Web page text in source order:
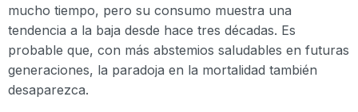
mucho tiempo, pero su consumo muestra una
tendencia a la baja desde hace tres décadas. Es
probable que, con más abstemios saludables en futuras
generaciones, la paradoja en la mortalidad también
desaparezca.